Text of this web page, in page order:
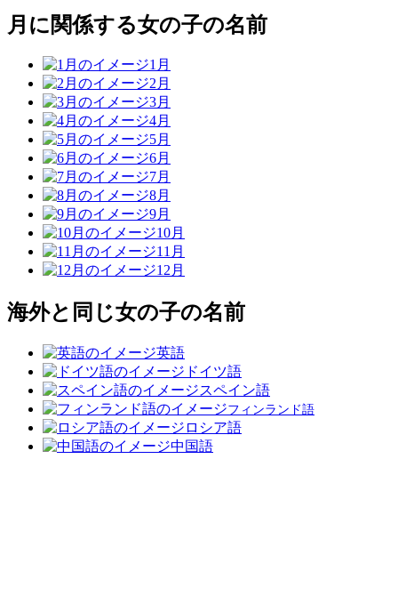
月に関係する女の子の名前
1月
2月
3月
4月
5月
6月
7月
8月
9月
10月
11月
12月
海外と同じ女の子の名前
英語
ドイツ語
スペイン語
フィンランド語
ロシア語
中国語